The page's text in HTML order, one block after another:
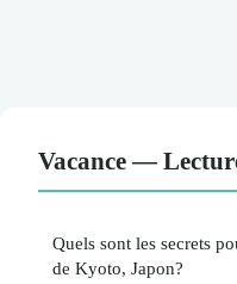
Vacance —
Quels sont les secrets
de Kyoto, Japon?